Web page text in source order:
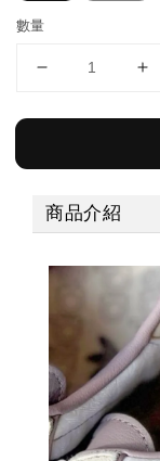
數量
商品介紹